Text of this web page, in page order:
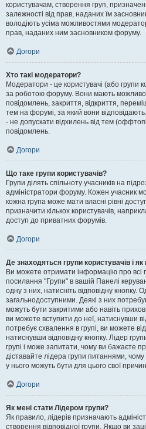
користувачам, створення груп,
залежності від прав, наданих їм
володіють усіма можливостями
прав, наданих ним засновником форуму.
Догори
Хто такі модератори?
Модератори - це користувачі (або групи
за роботою форуму. Вони мають
повідомлень, закриття, відкриття,
тем на форумі, за який вони
- не допускати відхилень від тем
повідомлень.
Догори
Що таке групи користувачів?
Групи ділять спільноту учасників на
адміністратори форуму. Кожен учасник
кожна група може мати власні рівні
призначити кількох користувачів,
доступ до приватних форумів.
Догори
Де знаходяться групи користувачів і
Ви можете отримати інформацію про всі
посилання "Групи" в вашій Панелі
одну з них, натисніть відповідну кнопку.
загальнодоступними. Деякі з них
можуть бути закритими або навіть
ви можете вступити до неї, натиснувши
потребує схвалення в групі, ви можете
натиснувши відповідну кнопку. Лідер
групі і може запитати, чому ви бажаєте
діставайте лідера групи питаннями,
у нього можуть бути для цього свої
Догори
Як мені стати Лідером групи?
Як правило, лідерів призначають
створення відповідної групи. Якщо ви